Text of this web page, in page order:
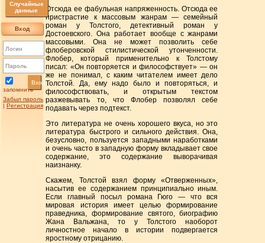
Случайные
данные
Вход
запомнить
Вход
Забыл пароль
| Регистрация
Отсюда ее фабульная напряженность. Отсюда ее
пристрастие к массовым жанрам — семейный
роман у Толстого, детективный роман у
Достоевского. Она работает вообще с жанрами
массовыми. Она не может позволить себе
флоберовской стилистической утонченности.
Флобер, который применительно к Толстому
писал: «Он повторяется и философствует» — он
же не понимал, с каким читателем имеет дело
Толстой. Да, ему надо было и повторяться, и
философствовать, и открытым текстом
разжевывать то, что Флобер позволял себе
подавать через подтекст.
Это литература не очень хорошего вкуса, но это
литература быстрого и сильного действия. Она,
безусловно, пользуется западными наработками
и очень часто в западную форму вкладывает свое
содержание, это содержание выворачивая
наизнанку.
Скажем, Толстой взял форму «Отверженных»,
насытив ее содержанием принципиально иным.
Если главный посыл романа Гюго — что вся
мировая история имеет целью формирование
праведника, формирование святого, биографию
Жана Вальжана, то у Толстого наоборот
личностное начало в истории подвергается
яростному отрицанию.